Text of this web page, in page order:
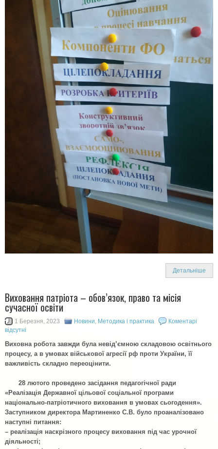
Детальніше
Виховання патріота – обов’язок, право та місія
сучасної освіти
1 Березня, 2023 Новини, Методика і практика
Коментарі
відсутні
Виховна робота завжди була невід’ємною складовою освітнього
процесу, а в умовах військової агресії рф проти України, її
важливість складно переоцінити.
28 лютого проведено засідання педагогічної ради
«Реалізація Державної цільової соціальної програми
національно-патріотичного виховання в умовах сьогодення».
Заступником директора Мартиненко С.В. було проаналізовано
наступні питання:
– реалізація наскрізного процесу виховання під час урочної
діяльності;